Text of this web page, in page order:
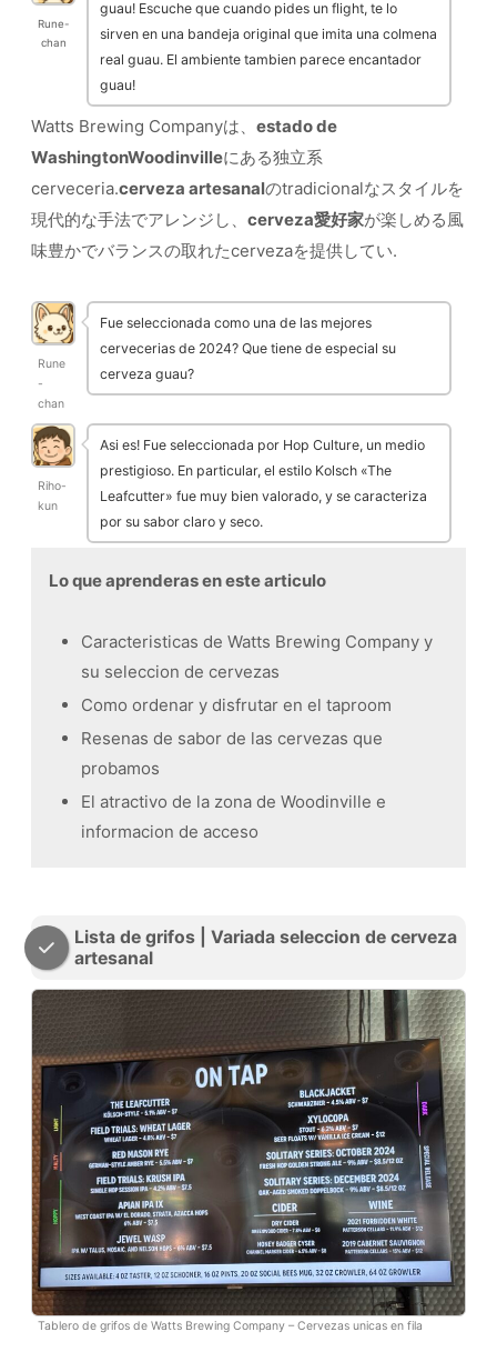
Rune-
chan
guau! Escuche que cuando pides un flight, te lo
sirven en una bandeja original que imita una colmena
real guau. El ambiente tambien parece encantador
guau!
Watts Brewing Companyは、 estado de
WashingtonWoodinvilleにある独立系
cerveceria.cerveza artesanalのtradicionalなスタイルを
現代的な手法でアレンジし、 cerveza愛好家が楽しめる風
味豊かでバランスの取れたcervezaを提供してい.
Rune
-
chan
Fue seleccionada como una de las mejores
cervecerias de 2024? Que tiene de especial su
cerveza guau?
Riho-
kun
Asi es! Fue seleccionada por Hop Culture, un medio
prestigioso. En particular, el estilo Kolsch «The
Leafcutter» fue muy bien valorado, y se caracteriza
por su sabor claro y seco.
Lo que aprenderas en este articulo
Caracteristicas de Watts Brewing Company y
su seleccion de cervezas
Como ordenar y disfrutar en el taproom
Resenas de sabor de las cervezas que
probamos
El atractivo de la zona de Woodinville e
informacion de acceso
Lista de grifos | Variada seleccion de cerveza
artesanal
Tablero de grifos de Watts Brewing Company – Cervezas unicas en fila